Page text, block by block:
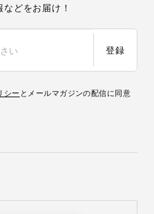
どをお届け！
登録
シー とメールマガジンの配信に同意